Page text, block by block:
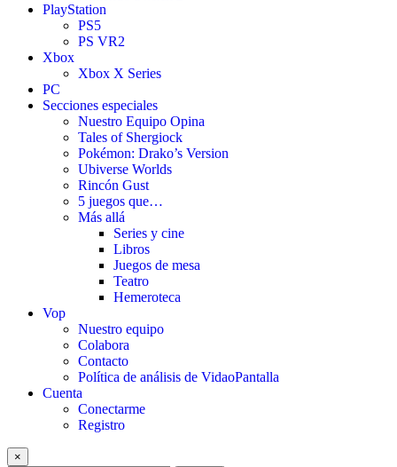
PlayStation
PS5
PS VR2
Xbox
Xbox X Series
PC
Secciones especiales
Nuestro Equipo Opina
Tales of Shergiock
Pokémon: Drako’s Version
Ubiverse Worlds
Rincón Gust
5 juegos que…
Más allá
Series y cine
Libros
Juegos de mesa
Teatro
Hemeroteca
Vop
Nuestro equipo
Colabora
Contacto
Política de análisis de VidaoPantalla
Cuenta
Conectarme
Registro
×